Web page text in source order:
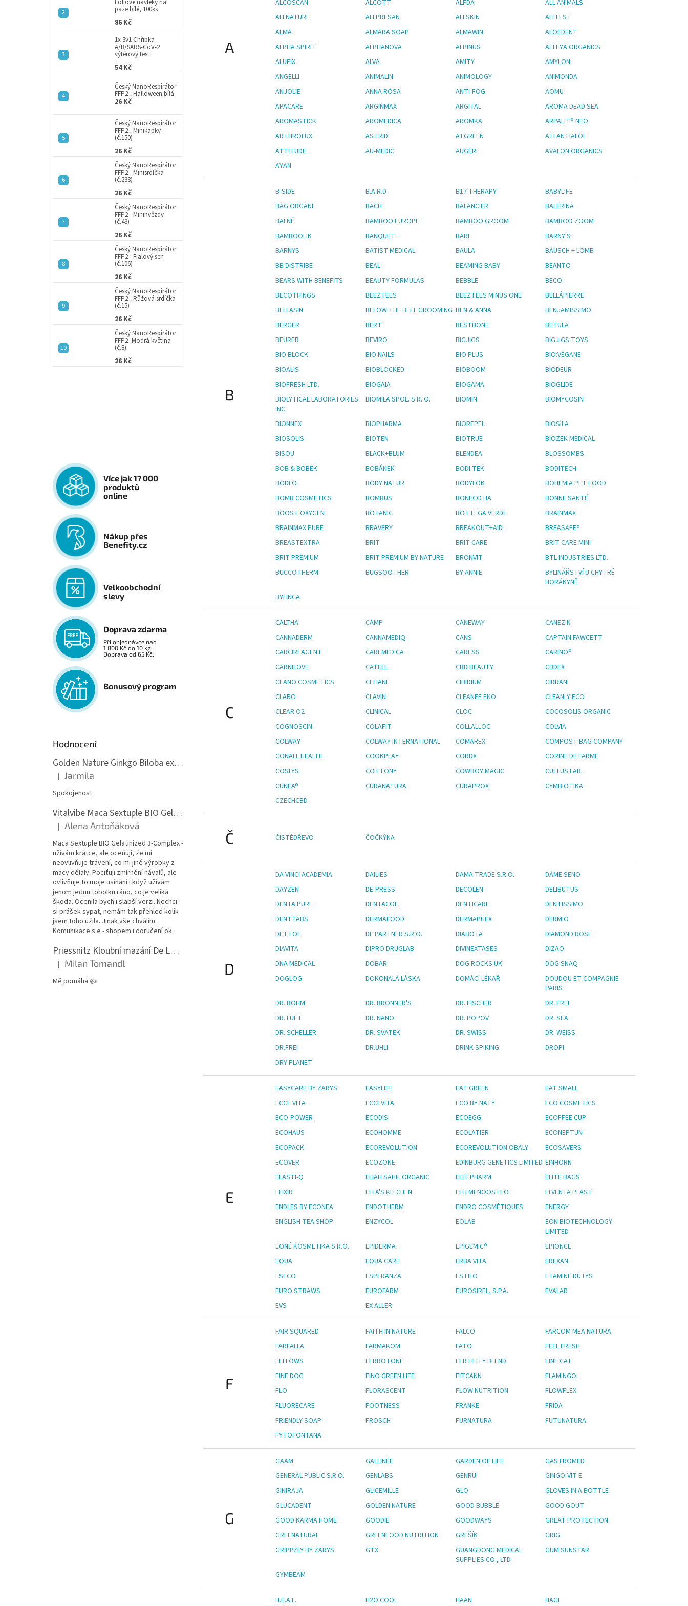
paže bílé, 100ks
86 Kč
1x 3v1 Chřipka
A/B/SARS-CoV-2
výtěrový test
54 Kč
Český NanoRespirátor
FFP2 - Halloween bílá
26 Kč
Český NanoRespirátor
FFP2 - Minikapky
(č.150)
26 Kč
Český NanoRespirátor
FFP2 - Minisrdíčka
(č.238)
26 Kč
Český NanoRespirátor
FFP2 - Minihvězdy
(č.43)
26 Kč
Český NanoRespirátor
FFP2 - Fialový sen
(č.106)
26 Kč
Český NanoRespirátor
FFP2 - Růžová srdíčka
(č.15)
26 Kč
Český NanoRespirátor
FFP2 -Modrá květina
(č.8)
26 Kč
Více jak 17 000
produktů
online
Nákup přes
Benefity.cz
Velkoobchodní
slevy
Doprava zdarma
Při objednávce nad
1 800 Kč do 10 kg.
Doprava od 65 Kč.
Bonusový program
Hodnocení
Golden Nature Ginkgo Biloba extrakt 50:1 60mg, 100 kapslí
Hodnocení produktu je 5 z 5 hvězdiček.
| Jarmila
Spokojenost
Vitalvibe Maca Sextuple BIO Gelatinized 3-Complex, 60 kapslí
Hodnocení produktu je 5 z 5 hvězdiček.
| Alena Antoňáková
Maca Sextuple BIO Gelatinized 3-Complex -
užívám krátce, ale oceňuji, že mi
neovlivňuje trávení, co mi jiné výrobky z
macy dělaly. Pociťuji zmírnění návalů, ale
ovlivňuje to moje usínání i když užívám
jenom jednu tobolku ráno, co je veliká
škoda. Ocenila bych i slabší verzi. Nechci
si prášek sypat, nemám tak přehled kolik
jsem toho užila. Jinak vše chválím.
Komunikace s e - shopem i doručení ok.
Priessnitz Kloubní mazání De Luxe, 200ml
Hodnocení produktu je 5 z 5 hvězdiček.
| Milan Tomandl
Mě pomáhá 👍
A
ALCOSCAN
ALCOTT ALFDA
ALL ANIMALS
ALLNATURE
ALLPRESAN ALLSKIN
ALLTEST
ALMA
ALMARA SOAP ALMAWIN
ALOEDENT
ALPHA SPIRIT
ALPHANOVA ALPINUS
ALTEYA ORGANICS
ALUFIX
ALVA AMITY
AMYLON
ANGELLI
ANIMALIN ANIMOLOGY
ANIMONDA
ANJOLIE
ANNA RÓSA ANTI-FOG
AOMU
APACARE
ARGINMAX ARGITAL
AROMA DEAD SEA
AROMASTICK
AROMEDICA AROMKA
ARPALIT® NEO
ARTHROLUX
ASTRID ATGREEN
ATLANTIALOE
ATTITUDE
AU-MEDIC AUGERI
AVALON ORGANICS
AYAN
B
B-SIDE B.A.R.D B17 THERAPY
BABYLIFE
BAG ORGANI
BACH BALANCIER
BALERINA
BALNÉ
BAMBOO EUROPE BAMBOO GROOM
BAMBOO ZOOM
BAMBOOLIK
BANQUET BARI
BARNY'S
BARNYS
BATIST MEDICAL BAULA
BAUSCH + LOMB
BB DISTRIBE
BEAL BEAMING BABY
BEANTO
BEARS WITH BENEFITS
BEAUTY FORMULAS BEBBLE
BECO
BECOTHINGS
BEEZTEES BEEZTEES MINUS ONE
BELLÁPIERRE
BELLASIN
BELOW THE BELT GROOMING BEN & ANNA
BENJAMISSIMO
BERGER
BERT BESTBONE
BETULA
BEURER
BEVIRO BIGJIGS
BIGJIGS TOYS
BIO BLOCK
BIO NAILS BIO PLUS
BIO:VÉGANE
BIOALIS
BIOBLOCKED BIOBOOM
BIODEUR
BIOFRESH LTD.
BIOGAIA BIOGAMA
BIOGLIDE
BIOLYTICAL LABORATORIES
INC.
BIOMILA SPOL. S R. O. BIOMIN BIOMYCOSIN
BIONNEX BIOPHARMA BIOREPEL
BIOSÍLA
BIOSOLIS
BIOTEN BIOTRUE
BIOZEK MEDICAL
BISOU
BLACK+BLUM BLENDEA
BLOSSOMBS
BOB & BOBEK
BOBÁNEK BODI-TEK
BODITECH
BODLO
BODY NATUR BODYLOK
BOHEMIA PET FOOD
BOMB COSMETICS
BOMBUS BONECO HA
BONNE SANTÉ
BOOST OXYGEN
BOTANIC BOTTEGA VERDE
BRAINMAX
BRAINMAX PURE
BRAVERY BREAKOUT+AID
BREASAFE®
BREASTEXTRA
BRIT BRIT CARE
BRIT CARE MINI
BRIT PREMIUM
BRIT PREMIUM BY NATURE BRONVIT
BTL INDUSTRIES LTD.
BUCCOTHERM
BUGSOOTHER BY ANNIE
BYLINÁŘSTVÍ U CHYTRÉ
HORÁKYNĚ
BYLINCA
C
CALTHA CAMP CANEWAY
CANEZIN
CANNADERM
CANNAMEDIQ CANS
CAPTAIN FAWCETT
CARCIREAGENT
CAREMEDICA CARESS
CARINO®
CARNILOVE
CATELL CBD BEAUTY
CBDEX
CEANO COSMETICS
CELIANE CIBIDIUM
CIDRANI
CLARO
CLAVIN CLEANEE EKO
CLEANLY ECO
CLEAR O2
CLINICAL CLOC
COCOSOLIS ORGANIC
COGNOSCIN
COLAFIT COLLALLOC
COLVIA
COLWAY
COLWAY INTERNATIONAL COMAREX
COMPOST BAG COMPANY
CONALL HEALTH
COOKPLAY CORDX
CORINE DE FARME
COSLYS
COTTONY COWBOY MAGIC
CULTUS LAB.
CUNEA®
CURANATURA CURAPROX
CYMBIOTIKA
CZECHCBD
Č ČISTÉDŘEVO ČOČKÝNA
D
DA VINCI ACADEMIA DAILIES DAMA TRADE S.R.O.
DÁME SENO
DAYZEN
DE-PRESS DECOLEN
DELIBUTUS
DENTA PURE
DENTACOL DENTICARE
DENTISSIMO
DENTTABS
DERMAFOOD DERMAPHEX
DERMIO
DETTOL
DF PARTNER S.R.O. DIABOTA
DIAMOND ROSE
DIAVITA
DIPRO DRUGLAB DIVINEXTASES
DIZAO
DNA MEDICAL
DOBAR DOG ROCKS UK
DOG SNAQ
DOGLOG
DOKONALÁ LÁSKA DOMÁCÍ LÉKAŘ
DOUDOU ET COMPAGNIE
PARIS
DR. BÖHM
DR. BRONNER'S DR. FISCHER
DR. FREI
DR. LUFT
DR. NANO DR. POPOV
DR. SEA
DR. SCHELLER
DR. SVATEK DR. SWISS
DR. WEISS
DR.FREI
DR.UHLI DRINK SPIKING
DROPI
DRY PLANET
E
EASYCARE BY ZARYS EASYLIFE EAT GREEN
EAT SMALL
ECCE VITA
ECCEVITA ECO BY NATY
ECO COSMETICS
ECO-POWER
ECODIS ECOEGG
ECOFFEE CUP
ECOHAUS
ECOHOMME ECOLATIER
ECONEPTUN
ECOPACK
ECOREVOLUTION ECOREVOLUTION OBALY
ECOSAVERS
ECOVER
ECOZONE EDINBURG GENETICS LIMITED EINHORN
ELASTI-Q
ELIAH SAHIL ORGANIC ELIT PHARM
ELITE BAGS
ELIXIR
ELLA'S KITCHEN ELLI MENOOSTEO
ELVENTA PLAST
ENDLES BY ECONEA
ENDOTHERM ENDRO COSMÉTIQUES
ENERGY
ENGLISH TEA SHOP
ENZYCOL EOLAB
EON BIOTECHNOLOGY
LIMITED
EONÉ KOSMETIKA S.R.O.
EPIDERMA EPIGEMIC®
EPIONCE
EQUA
EQUA CARE ERBA VITA
EREXAN
ESECO
ESPERANZA ESTILO
ETAMINE DU LYS
EURO STRAWS
EUROFARM EUROSIREL, S.P.A.
EVALAR
EVS
EX ALLER
F
FAIR SQUARED FAITH IN NATURE FALCO
FARCOM MEA NATURA
FARFALLA
FARMAKOM FATO
FEEL FRESH
FELLOWS
FERROTONE FERTILITY BLEND
FINE CAT
FINE DOG
FINO GREEN LIFE FITCANN
FLAMINGO
FLO
FLORASCENT FLOW NUTRITION
FLOWFLEX
FLUORECARE
FOOTNESS FRANKE
FRIDA
FRIENDLY SOAP
FROSCH FURNATURA
FUTUNATURA
FYTOFONTANA
G
GAAM GALLINÉE GARDEN OF LIFE
GASTROMED
GENERAL PUBLIC S.R.O.
GENLABS GENRUI
GINGO-VIT E
GINIRAJA
GLICEMILLE GLO
GLOVES IN A BOTTLE
GLUCADENT
GOLDEN NATURE GOOD BUBBLE
GOOD GOUT
GOOD KARMA HOME
GOODIE GOODWAYS
GREAT PROTECTION
GREENATURAL
GREENFOOD NUTRITION GREŠÍK
GRIG
GRIPPZLY BY ZARYS
GTX
GUANGDONG MEDICAL
SUPPLIES CO., LTD
GUM SUNSTAR
GYMBEAM
H.E.A.L. H2O COOL HAAN HAGI